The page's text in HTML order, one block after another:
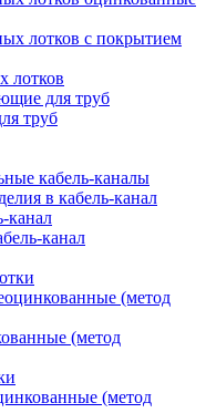
лотков с покрытием
лотков
для труб
труб
кабель-каналы
в кабель-канал
канал
канал
(метод
(метод
(метод